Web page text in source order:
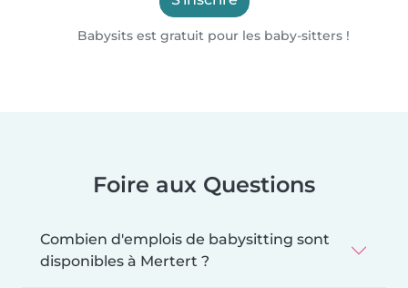
Babysits est gratuit pour les baby-sitters !
Foire aux Questions
Combien d'emplois de babysitting sont
disponibles à Mertert ?